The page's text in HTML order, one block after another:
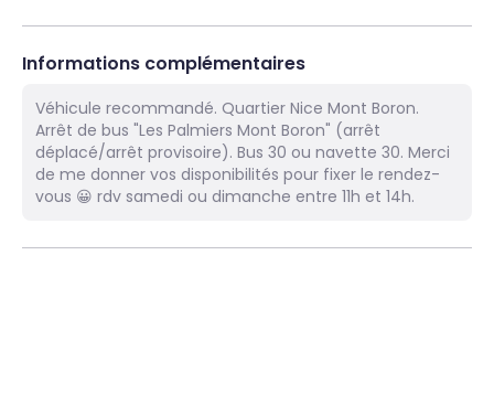
Informations complémentaires
Véhicule recommandé. Quartier Nice Mont Boron.
Arrêt de bus "Les Palmiers Mont Boron" (arrêt
déplacé/arrêt provisoire). Bus 30 ou navette 30. Merci
de me donner vos disponibilités pour fixer le rendez-
vous 😀 rdv samedi ou dimanche entre 11h et 14h.